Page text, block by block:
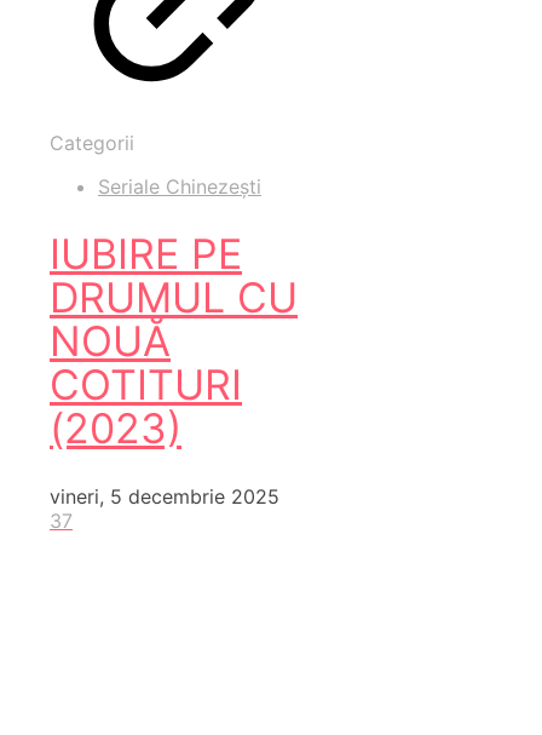
Categorii
Seriale Chinezești
IUBIRE PE
DRUMUL CU
NOUĂ
COTITURI
(2023)
vineri, 5 decembrie 2025
37